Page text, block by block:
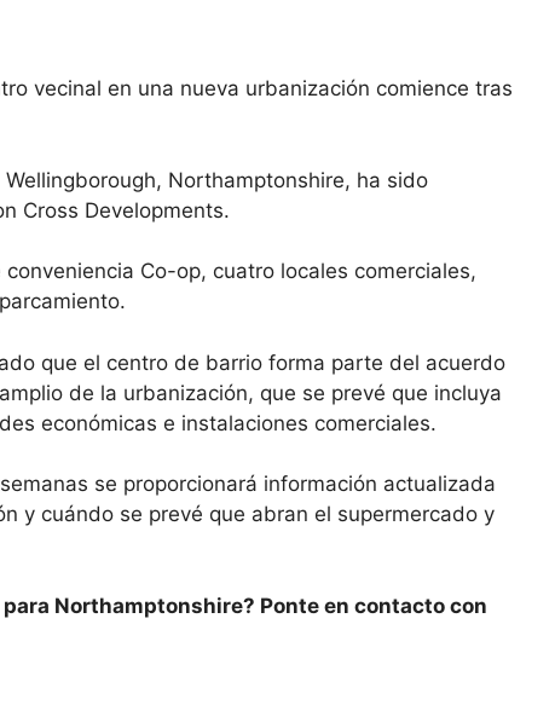
vecinal en una nueva urbanización comience tras
Northamptonshire, ha sido
Cross Developments.
Co-op, cuatro locales comerciales,
que el centro de barrio forma parte del acuerdo
de la urbanización, que se prevé que incluya
económicas e instalaciones comerciales.
se proporcionará información actualizada
y cuándo se prevé que abran el supermercado y
Northamptonshire? Ponte en contacto con